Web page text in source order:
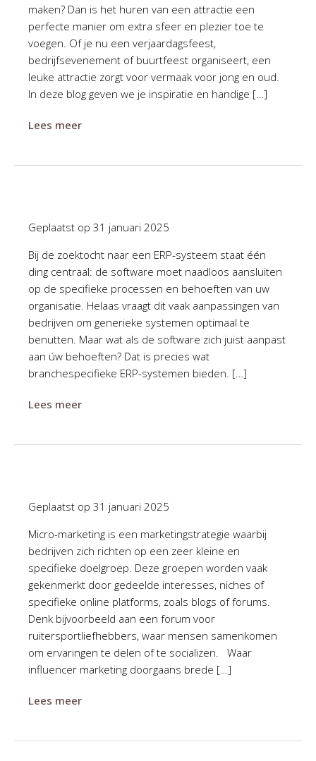
maken? Dan is het huren van een attractie een
perfecte manier om extra sfeer en plezier toe te
voegen. Of je nu een verjaardagsfeest,
bedrijfsevenement of buurtfeest organiseert, een
leuke attractie zorgt voor vermaak voor jong en oud.
In deze blog geven we je inspiratie en handige […]
Lees meer
Geplaatst op 31 januari 2025
Bij de zoektocht naar een ERP-systeem staat één
ding centraal: de software moet naadloos aansluiten
op de specifieke processen en behoeften van uw
organisatie. Helaas vraagt dit vaak aanpassingen van
bedrijven om generieke systemen optimaal te
benutten. Maar wat als de software zich juist aanpast
aan úw behoeften? Dat is precies wat
branchespecifieke ERP-systemen bieden. […]
Lees meer
Geplaatst op 31 januari 2025
Micro-marketing is een marketingstrategie waarbij
bedrijven zich richten op een zeer kleine en
specifieke doelgroep. Deze groepen worden vaak
gekenmerkt door gedeelde interesses, niches of
specifieke online platforms, zoals blogs of forums.
Denk bijvoorbeeld aan een forum voor
ruitersportliefhebbers, waar mensen samenkomen
om ervaringen te delen of te socializen. Waar
influencer marketing doorgaans brede […]
Lees meer